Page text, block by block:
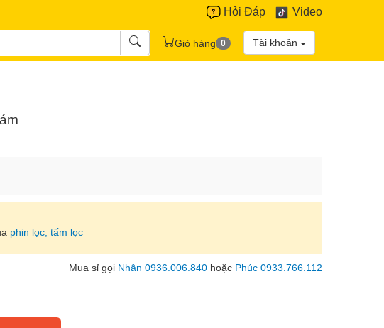
Hỏi Đáp Video
Giỏ hàng 0 Tài khoản
phin lọc, tấm lọc
Mua sỉ gọi Nhân 0936.006.840 hoặc Phúc 0933.766.112